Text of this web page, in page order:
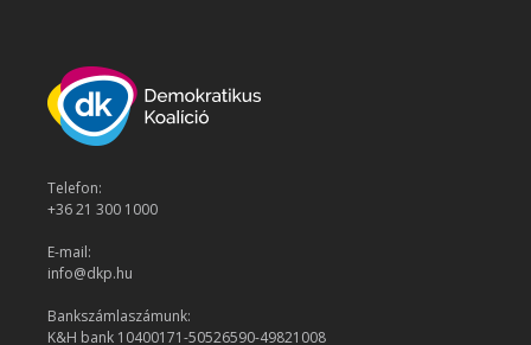
Telefon:
+36 21 300 1000
E-mail:
info@dkp.hu
Bankszámlaszámunk:
K&H bank 10400171-50526590-49821008